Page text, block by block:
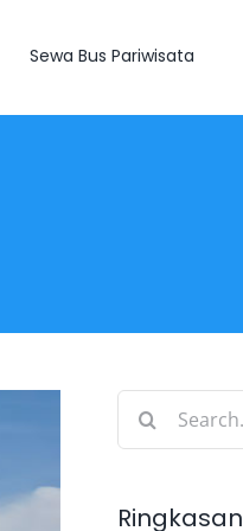
Sewa Bus Pariwisata
Search
Ringkasan